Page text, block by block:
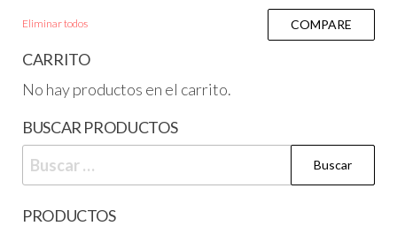
Eliminar todos COMPARE
CARRITO
No hay productos en el carrito.
BUSCAR PRODUCTOS
PRODUCTOS